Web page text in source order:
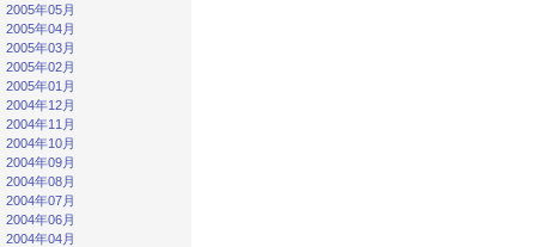
2005年05月
2005年04月
2005年03月
2005年02月
2005年01月
2004年12月
2004年11月
2004年10月
2004年09月
2004年08月
2004年07月
2004年06月
2004年04月